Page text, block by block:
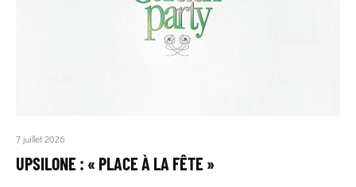
7 juillet 2026
UPSILONE : « PLACE À LA FÊTE »